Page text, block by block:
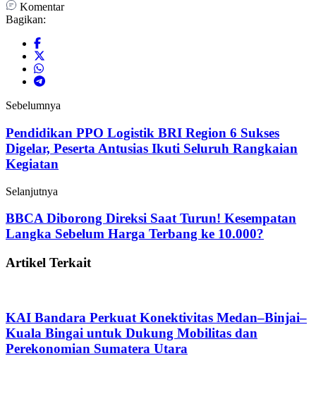
Komentar
Bagikan:
Sebelumnya
Pendidikan PPO Logistik BRI Region 6 Sukses
Digelar, Peserta Antusias Ikuti Seluruh Rangkaian
Kegiatan
Selanjutnya
BBCA Diborong Direksi Saat Turun! Kesempatan
Langka Sebelum Harga Terbang ke 10.000?
Artikel Terkait
KAI Bandara Perkuat Konektivitas Medan–Binjai–
Kuala Bingai untuk Dukung Mobilitas dan
Perekonomian Sumatera Utara